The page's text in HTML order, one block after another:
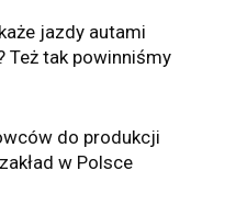
jazdy autami
Też tak powinniśmy
do produkcji
w Polsce